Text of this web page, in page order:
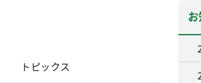
トピックス